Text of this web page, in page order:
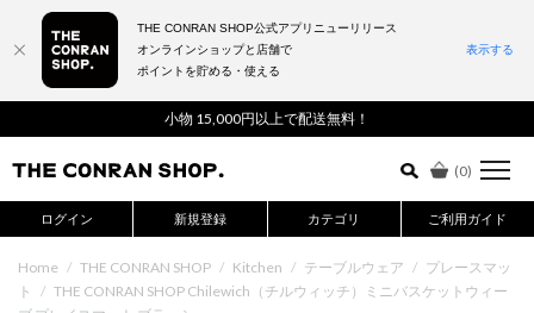
小物 15,000円以上で配送無料！
(0)
ログイン 新規登録 カテゴリ ご利用ガイド
詳細検索はこちら
Home / THE CONRAN SHOP / Kitchen / テーブルウェア / プレースマッ
ト
/ THE CONRAN SHOP Chilewich（チルウィッチ）ミニバスケットウィー
THE CONRAN SHOP公式アプリニューリリース
オンラインショップと店舗で
ポイントを貯める・使える
表示する